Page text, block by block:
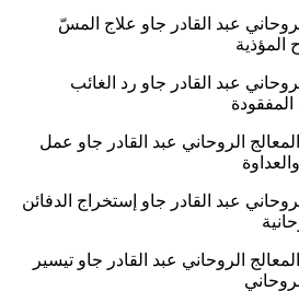
الشيخ الروحاني عبد القادر جاو علاج المسّ
المؤذية
الشيخ الروحاني عبد القادر جاو رد الغائب
الشيخ والمعالج الروحاني عبد القادر جاو عمل
الشيخ الروحاني عبد القادر جاو إستخراج الدفائن
الشيخ والمعالج الروحاني عبد القادر جاو تيسير